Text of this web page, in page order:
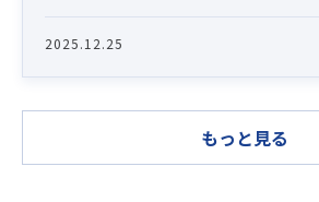
2025.12.25
もっと見る